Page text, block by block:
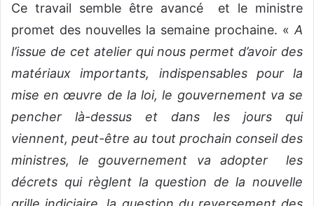
Ce travail semble être avancé et le ministre
promet des nouvelles la semaine prochaine. « A
l’issue de cet atelier qui nous permet d’avoir des
matériaux importants, indispensables pour la
mise en œuvre de la loi, le gouvernement va se
pencher là-dessus et dans les jours qui
viennent, peut-être au tout prochain conseil des
ministres, le gouvernement va adopter les
décrets qui règlent la question de la nouvelle